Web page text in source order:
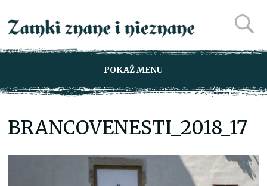
POKAŻ MENU
BRANCOVENESTI_2018_17